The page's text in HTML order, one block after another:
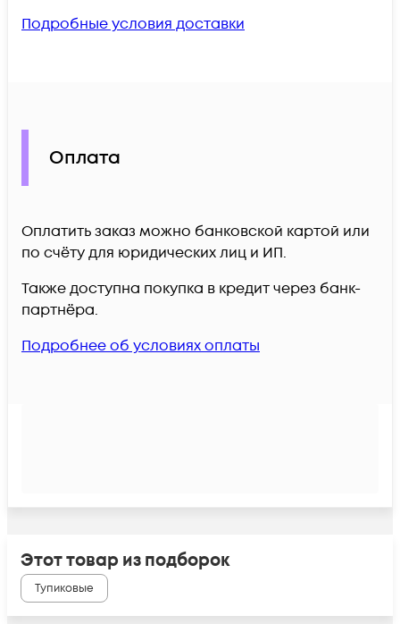
Подробные условия доставки
Оплата
Оплатить заказ можно банковской картой или
по счёту для юридических лиц и ИП.
Также доступна покупка в кредит через банк-
партнёра.
Подробнее об условиях оплаты
Этот товар из подборок
Тупиковые